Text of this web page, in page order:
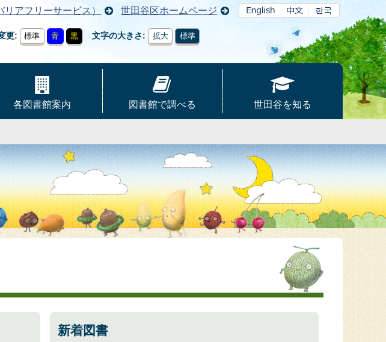
アフリーサービス） 世田谷区ホームページ
更 標準 青 黒 文字の大きさ 拡大 標準
各図書館案内 図書館で調べる 世田谷を知る
新着図書